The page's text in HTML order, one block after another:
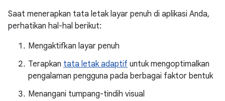
Saat menerapkan tata letak layar penuh di aplikasi Anda,
perhatikan hal-hal berikut:
Mengaktifkan layar penuh
Terapkan tata letak adaptif untuk mengoptimalkan
pengalaman pengguna pada berbagai faktor bentuk
Menangani tumpang-tindih visual